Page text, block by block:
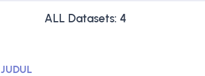
ALL Datasets: 4
JUDUL